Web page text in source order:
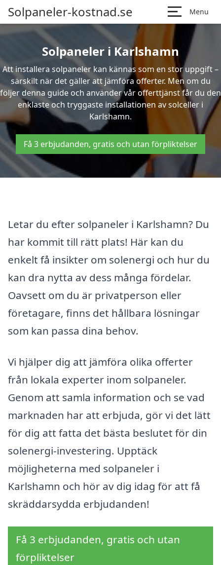
Solpaneler-kostnad.se Menu
Solpaneler i Karlshamn
Att installera solpaneler kan kännas som en stor uppgift –
särskilt när det gäller att jämföra offerter. Men om du
följer denna guide och använder vår offerttjänst får du den
enklaste och tryggaste installationen av solceller i
Karlshamn.
Få 3 erbjudanden, gratis och utan förpliktelser
Letar du efter solpaneler i Karlshamn? Du
har kommit till rätt plats! Här kan du
enkelt få insikter om solenergi och hur du
kan dra nytta av dess många fördelar.
Oavsett om du är privatperson eller
företagare, finns det hållbara lösningar
som kan passa dina behov.
Vi hjälper dig att jämföra olika offerter
från lokala experter inom solpaneler.
Genom att samla information och se vad
marknaden har att erbjuda, gör vi det lätt
för dig att fatta det bästa beslutet för din
solenergi-investering. Upptäck
möjligheterna med solpaneler i
Karlshamn och hör av dig idag för att få
skräddarsydda erbjudanden!
Få 3 erbjudanden, gratis och utan
förpliktelser